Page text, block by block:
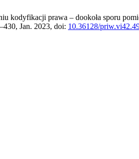
kodyfikacji prawa – dookoła sporu
Jan. 2023, doi: 10.36128/